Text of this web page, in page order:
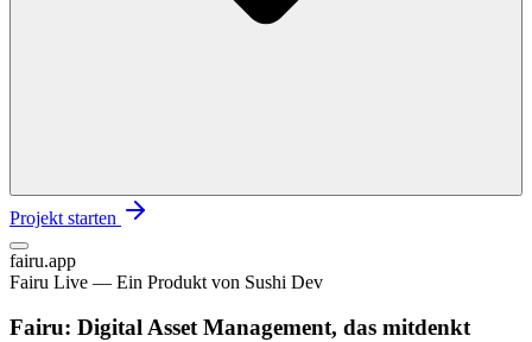
Projekt starten
fairu.app
Fairu Live — Ein Produkt von Sushi Dev
Fairu: Digital Asset Management, das mitdenkt